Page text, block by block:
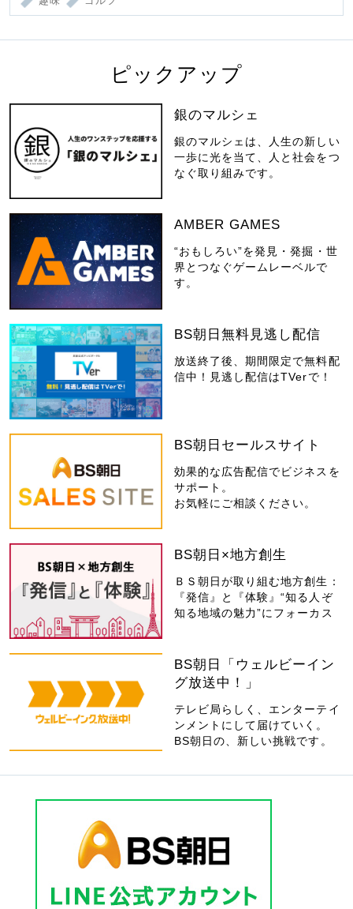
ピックアップ
銀のマルシェ
銀のマルシェは、人生の新しい
一歩に光を当て、人と社会をつ
なぐ取り組みです。
AMBER GAMES
“おもしろい”を発見・発掘・世
界とつなぐゲームレーベルで
す。
BS朝日無料見逃し配信
放送終了後、期間限定で無料配
信中！見逃し配信はTVerで！
BS朝日セールスサイト
効果的な広告配信でビジネスを
サポート。
お気軽にご相談ください。
BS朝日×地方創生
ＢＳ朝日が取り組む地方創生：
『発信』と『体験』“知る人ぞ
知る地域の魅力”にフォーカス
BS朝日「ウェルビーイン
グ放送中！」
テレビ局らしく、エンターテイ
ンメントにして届けていく。
BS朝日の、新しい挑戦です。